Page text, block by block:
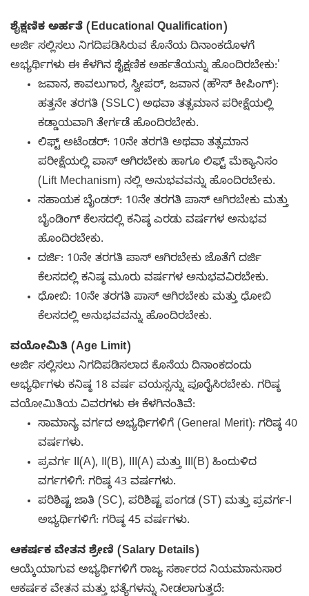
ಶೈಕ್ಷಣಿಕ ಅರ್ಹತೆ (Educational Qualification)
ಅರ್ಜಿ ಸಲ್ಲಿಸಲು ನಿಗದಿಪಡಿಸಿರುವ ಕೊನೆಯ ದಿನಾಂಕದೊಳಗೆ
ಅಭ್ಯರ್ಥಿಗಳು ಈ ಕೆಳಗಿನ ಶೈಕ್ಷಣಿಕ ಅರ್ಹತೆಯನ್ನು ಹೊಂದಿರಬೇಕು:'
ಜವಾನ, ಕಾವಲುಗಾರ, ಸ್ವೀಪರ್, ಜವಾನ (ಹೌಸ್ ಕೀಪಿಂಗ್):
ಹತ್ತನೇ ತರಗತಿ (SSLC) ಅಥವಾ ತತ್ಸಮಾನ ಪರೀಕ್ಷೆಯಲ್ಲಿ
ಕಡ್ಡಾಯವಾಗಿ ತೇರ್ಗಡೆ ಹೊಂದಿರಬೇಕು.
ಲಿಫ್ಟ್ ಅಟೆಂಡರ್: 10ನೇ ತರಗತಿ ಅಥವಾ ತತ್ಸಮಾನ
ಪರೀಕ್ಷೆಯಲ್ಲಿ ಪಾಸ್ ಆಗಿರಬೇಕು ಹಾಗೂ ಲಿಫ್ಟ್ ಮೆಕ್ಯಾನಿಸಂ
(Lift Mechanism) ನಲ್ಲಿ ಅನುಭವವನ್ನು ಹೊಂದಿರಬೇಕು.
ಸಹಾಯಕ ಬೈಂಡರ್: 10ನೇ ತರಗತಿ ಪಾಸ್ ಆಗಿರಬೇಕು ಮತ್ತು
ಬೈಂಡಿಂಗ್ ಕೆಲಸದಲ್ಲಿ ಕನಿಷ್ಠ ಎರಡು ವರ್ಷಗಳ ಅನುಭವ
ಹೊಂದಿರಬೇಕು.
ದರ್ಜಿ: 10ನೇ ತರಗತಿ ಪಾಸ್ ಆಗಿರಬೇಕು ಜೊತೆಗೆ ದರ್ಜಿ
ಕೆಲಸದಲ್ಲಿ ಕನಿಷ್ಠ ಮೂರು ವರ್ಷಗಳ ಅನುಭವವಿರಬೇಕು.
ಧೋಬಿ: 10ನೇ ತರಗತಿ ಪಾಸ್ ಆಗಿರಬೇಕು ಮತ್ತು ಧೋಬಿ
ಕೆಲಸದಲ್ಲಿ ಅನುಭವವನ್ನು ಹೊಂದಿರಬೇಕು.
ವಯೋಮಿತಿ (Age Limit)
ಅರ್ಜಿ ಸಲ್ಲಿಸಲು ನಿಗದಿಪಡಿಸಲಾದ ಕೊನೆಯ ದಿನಾಂಕದಂದು
ಅಭ್ಯರ್ಥಿಗಳು ಕನಿಷ್ಠ 18 ವರ್ಷ ವಯಸ್ಸನ್ನು ಪೂರೈಸಿರಬೇಕು. ಗರಿಷ್ಠ
ವಯೋಮಿತಿಯ ವಿವರಗಳು ಈ ಕೆಳಗಿನಂತಿವೆ:
ಸಾಮಾನ್ಯ ವರ್ಗದ ಅಭ್ಯರ್ಥಿಗಳಿಗೆ (General Merit): ಗರಿಷ್ಠ 40
ವರ್ಷಗಳು.
ಪ್ರವರ್ಗ II(A), II(B), III(A) ಮತ್ತು III(B) ಹಿಂದುಳಿದ
ವರ್ಗಗಳಿಗೆ: ಗರಿಷ್ಠ 43 ವರ್ಷಗಳು.
ಪರಿಶಿಷ್ಟ ಜಾತಿ (SC), ಪರಿಶಿಷ್ಟ ಪಂಗಡ (ST) ಮತ್ತು ಪ್ರವರ್ಗ-I
ಅಭ್ಯರ್ಥಿಗಳಿಗೆ: ಗರಿಷ್ಠ 45 ವರ್ಷಗಳು.
ಆಕರ್ಷಕ ವೇತನ ಶ್ರೇಣಿ (Salary Details)
ಆಯ್ಕೆಯಾಗುವ ಅಭ್ಯರ್ಥಿಗಳಿಗೆ ರಾಜ್ಯ ಸರ್ಕಾರದ ನಿಯಮಾನುಸಾರ
ಆಕರ್ಷಕ ವೇತನ ಮತ್ತು ಭತ್ಯೆಗಳನ್ನು ನೀಡಲಾಗುತ್ತದೆ: